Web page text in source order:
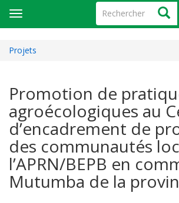
Rechercher
Toggle
navigation
Projets
Promotion de
agroécologiques au
d’encadrement de
des communautés
l’APRN/BEPB en
Mutumba de la